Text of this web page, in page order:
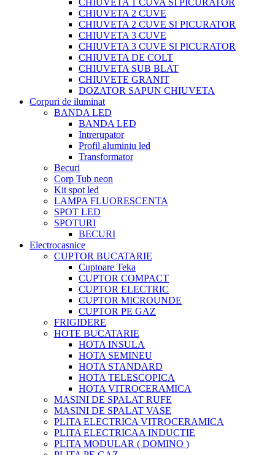
CHIUVETA 2 CUVE
CHIUVETA 2 CUVE SI PICURATOR
CHIUVETA 3 CUVE
CHIUVETA 3 CUVE SI PICURATOR
CHIUVETA DE COLT
CHIUVETA SUB BLAT
CHIUVETE GRANIT
DOZATOR SAPUN CHIUVETA
Corpuri de iluminat
BANDA LED
BANDA LED
Intrerupator
Profil aluminiu led
Transformator
Becuri
Corp Tub neon
Kit spot led
LAMPA FLUORESCENTA
SPOT LED
SPOTURI
BECURI
Electrocasnice
CUPTOR BUCATARIE
Cuptoare Teka
CUPTOR COMPACT
CUPTOR ELECTRIC
CUPTOR MICROUNDE
CUPTOR PE GAZ
FRIGIDERE
HOTE BUCATARIE
HOTA INSULA
HOTA SEMINEU
HOTA STANDARD
HOTA TELESCOPICA
HOTA VITROCERAMICA
MASINI DE SPALAT RUFE
MASINI DE SPALAT VASE
PLITA ELECTRICA VITROCERAMICA
PLITA ELECTRICAA INDUCTIE
PLITA MODULAR ( DOMINO )